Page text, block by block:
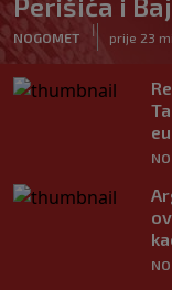
NOGOMET
|
prije 23